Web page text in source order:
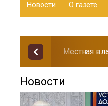
Новости О газете
Местная
Новости